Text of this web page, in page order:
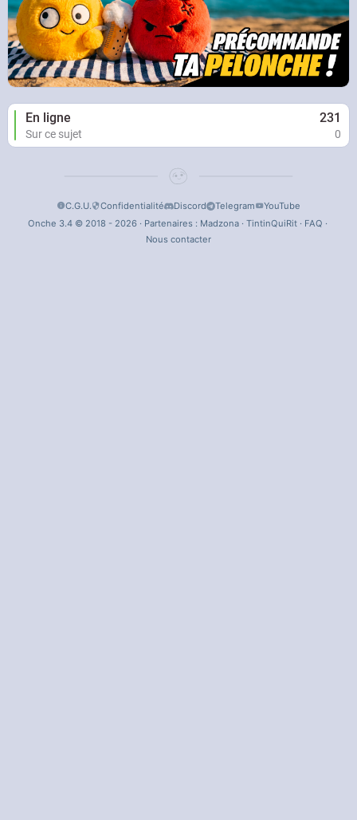
En ligne 231
Sur ce sujet 0
C.G.U. Confidentialité Discord Telegram
YouTube
Onche 3.4 © 2018 - 2026 · Partenaires : Madzona· TintinQuiRit· FAQ ·
Nous contacter